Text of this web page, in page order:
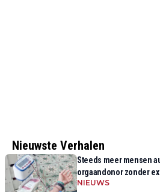
Nieuwste Verhalen
Steeds meer mensen
orgaandonor zonder
NIEUWS